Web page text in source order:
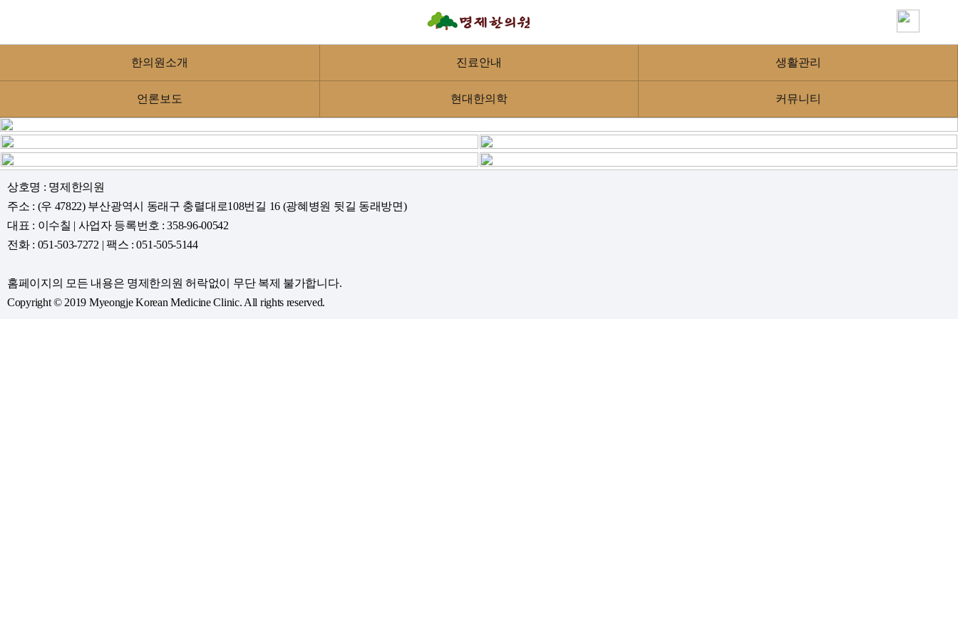
한의원소개 진료안내 생활관리
언론보도 현대한의학 커뮤니티
상호명 : 명제한의원
주소 : (우 47822) 부산광역시 동래구 충렬대로108번길 16 (광혜병원 뒷길 동래방면)
대표 : 이수칠 | 사업자 등록번호 : 358-96-00542
전화 : 051-503-7272 | 팩스 : 051-505-5144
홈페이지의 모든 내용은 명제한의원 허락없이 무단 복제 불가합니다.
Copyright © 2019 Myeongje Korean Medicine Clinic. All rights reserved.